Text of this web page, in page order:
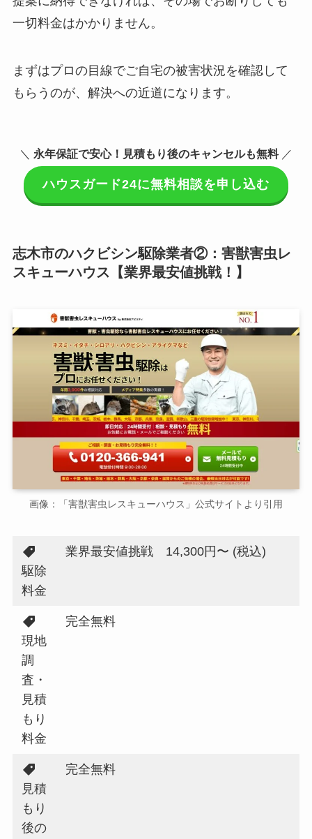
一切料金はかかりません。
まずはプロの目線でご自宅の被害状況を確認して
もらうのが、解決への近道になります。
＼ 永年保証で安心！見積もり後のキャンセルも無料／
ハウスガード24に無料相談を申し込む
志木市のハクビシン駆除業者②：害獣害虫レ
スキューハウス【業界最安値挑戦！】
画像：「害獣害虫レスキューハウス」公式サイトより引用
駆除
料金
業界最安値挑戦 14,300円〜 (税込)
現地
調
査・
見積
もり
料金
完全無料
見積
もり
後の
完全無料